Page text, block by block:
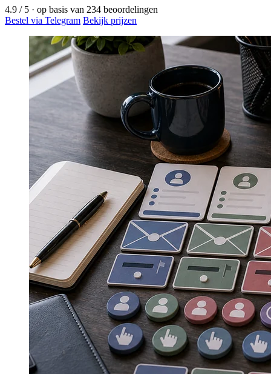
4.9 / 5 · op basis van 234 beoordelingen
Bestel via Telegram Bekijk prijzen